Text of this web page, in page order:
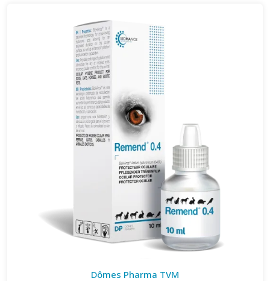
Dômes Pharma TVM